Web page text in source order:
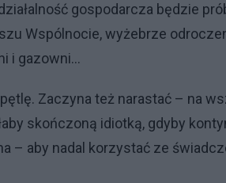
gospodarcza będzie
Wspólnocie, wyżebrze
i gazowni…
Zaczyna też narastać – na
skończoną idiotką, gdyby
– aby nadal korzystać ze